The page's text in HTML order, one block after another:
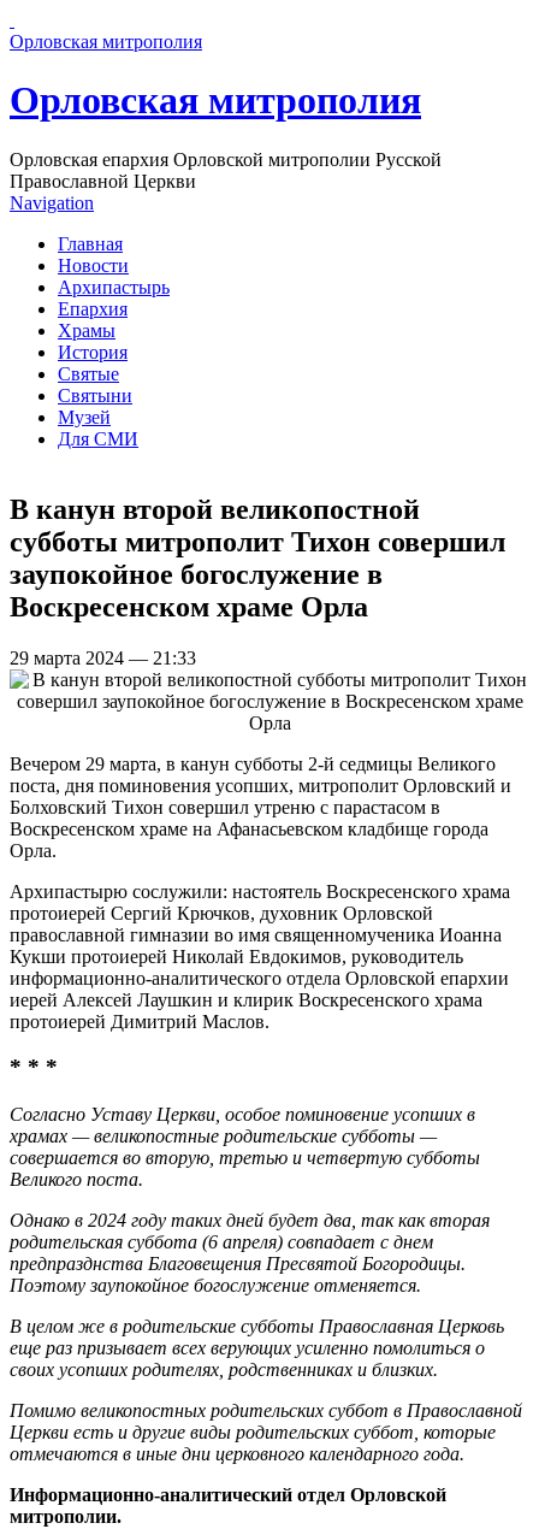
Орловская митрополия
Орловская митрополия
Орловская епархия Орловской митрополии Русской
Православной Церкви
Navigation
Главная
Новости
Архипастырь
Епархия
Храмы
История
Святые
Святыни
Музей
Для СМИ
В канун второй великопостной
субботы митрополит Тихон совершил
заупокойное богослужение в
Воскресенском храме Орла
29 марта 2024 — 21:33
Вечером 29 марта, в канун субботы 2-й седмицы Великого
поста, дня поминовения усопших, митрополит Орловский и
Болховский Тихон совершил утреню с парастасом в
Воскресенском храме на Афанасьевском кладбище города
Орла.
Архипастырю сослужили: настоятель Воскресенского храма
протоиерей Сергий Крючков, духовник Орловской
православной гимназии во имя священномученика Иоанна
Кукши протоиерей Николай Евдокимов, руководитель
информационно-аналитического отдела Орловской епархии
иерей Алексей Лаушкин и клирик Воскресенского храма
протоиерей Димитрий Маслов.
* * *
Согласно Уставу Церкви, особое поминовение усопших в
храмах — великопостные родительские субботы —
совершается во вторую, третью и четвертую субботы
Великого поста.
Однако в 2024 году таких дней будет два, так как вторая
родительская суббота (6 апреля) совпадает с днем
предпразднства Благовещения Пресвятой Богородицы.
Поэтому заупокойное богослужение отменяется.
В целом же в родительские субботы Православная Церковь
еще раз призывает всех верующих усиленно помолиться о
своих усопших родителях, родственниках и близких.
Помимо великопостных родительских суббот в Православной
Церкви есть и другие виды родительских суббот, которые
отмечаются в иные дни церковного календарного года.
Информационно-аналитический отдел Орловской
митрополии.